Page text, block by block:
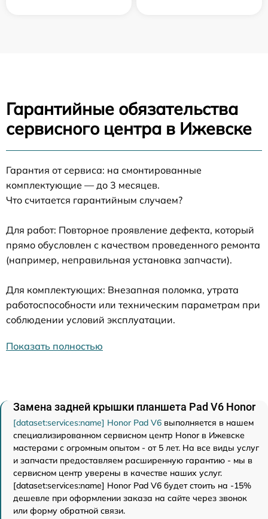
Гарантийные обязательства
сервисного центра в Ижевске
Гарантия от сервиса: на смонтированные
комплектующие — до 3 месяцев.
Что считается гарантийным случаем?
Для работ: Повторное проявление дефекта, который
прямо обусловлен с качеством проведенного ремонта
(например, неправильная установка запчасти).
Для комплектующих: Внезапная поломка, утрата
работоспособности или техническим параметрам при
соблюдении условий эксплуатации.
Показать полностью
Замена задней крышки планшета Pad V6 Honor
[dataset:services:name] Honor Pad V6 выполняется в нашем
специализированном сервисном центр Honor в Ижевске
мастерами с огромным опытом - от 5 лет. На все виды услуг
и запчасти предоставляем расширенную гарантию - мы в
сервисном центр уверены в качестве наших услуг.
[dataset:services:name] Honor Pad V6 будет стоить на -15%
дешевле при оформлении заказа на сайте через звонок
или форму обратной связи.